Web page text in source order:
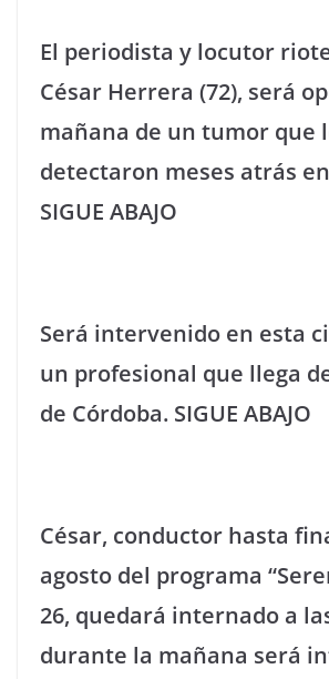
El periodista y locutor
César Herrera (72), será
mañana de un tumor que
detectaron meses atrás
SIGUE ABAJO
Será intervenido en esta
un profesional que llega
de Córdoba. SIGUE ABAJO
César, conductor hasta
agosto del programa
26, quedará internado a
durante la mañana será